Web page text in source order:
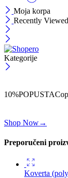
Moja korpa
Recently Viewed
Kategorije
10%POPUSTA
Shop Now→
Preporučeni
Koverta